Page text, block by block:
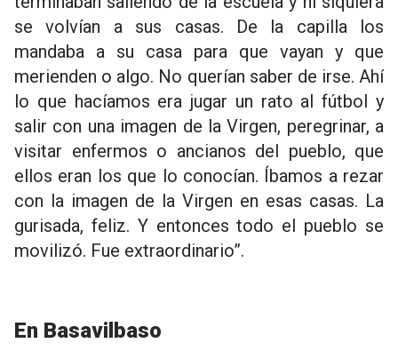
se volvían a sus casas. De la capilla los
mandaba a su casa para que vayan y que
merienden o algo. No querían saber de irse. Ahí
lo que hacíamos era jugar un rato al fútbol y
salir con una imagen de la Virgen, peregrinar, a
visitar enfermos o ancianos del pueblo, que
ellos eran los que lo conocían. Íbamos a rezar
con la imagen de la Virgen en esas casas. La
gurisada, feliz. Y entonces todo el pueblo se
movilizó. Fue extraordinario”.
En Basavilbaso